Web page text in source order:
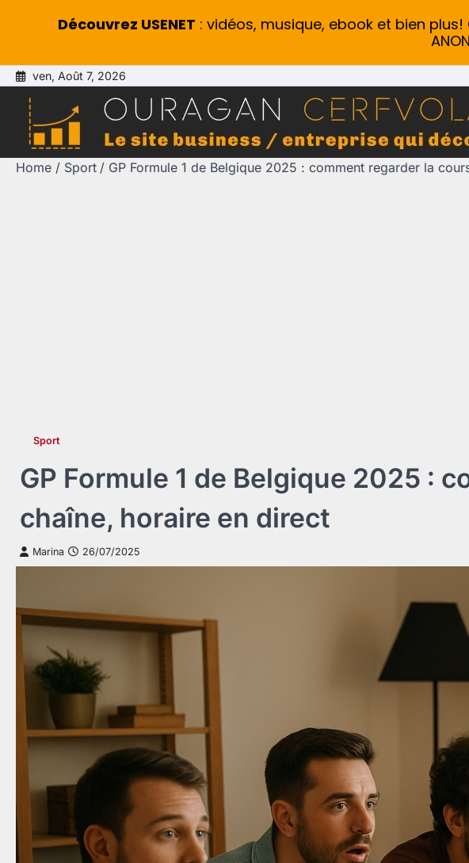
Skip
content
ven, Août 7, 2026
Home Sport GP Formule 1 de Belgique 2025 : comment regarder la
Sport
GP Formule 1 de Belgique 2025 :
chaîne, horaire en direct
Marina 26/07/2025
Découvrez USENET : vidéos, musique, ebook et bien plus!